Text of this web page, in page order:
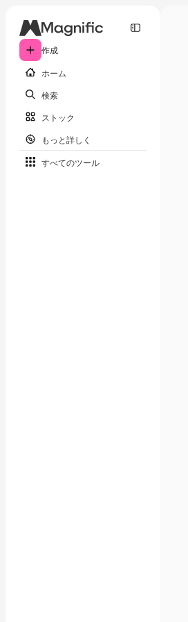
作成
ホーム
検索
ストック
もっと詳しく
すべてのツール